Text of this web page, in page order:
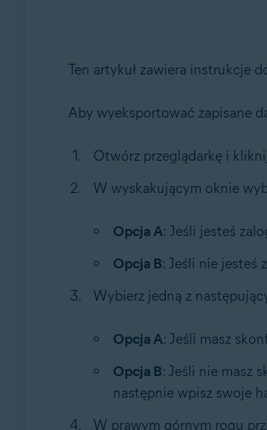
Produkty:
Windows, macOS
Ten artykuł zawiera instrukcje
Aby wyeksportować zapisane
Otwórz przeglądarkę i
W wyskakującym oknie
Opcja A: Jeśli jesteś
Opcja B: Jeśli nie jesteś
Wybierz jedną z
Opcja A: Jeśli masz
Opcja B: Jeśli nie masz
następnie wpisz swoje
W prawym górnym rogu